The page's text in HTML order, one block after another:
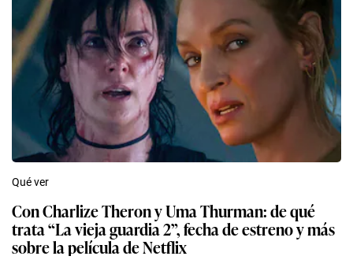
Qué ver
Con Charlize Theron y Uma Thurman: de qué
trata “La vieja guardia 2”, fecha de estreno y más
sobre la película de Netflix